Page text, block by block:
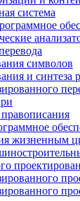
система
символов
и синтеза
жизненным